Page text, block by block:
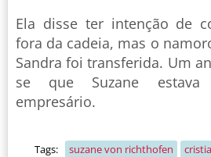
Ela disse ter intenção de
fora da cadeia, mas o
Sandra foi transferida. Um
se que Suzane estava
empresário.
Tags: suzane von richthofen